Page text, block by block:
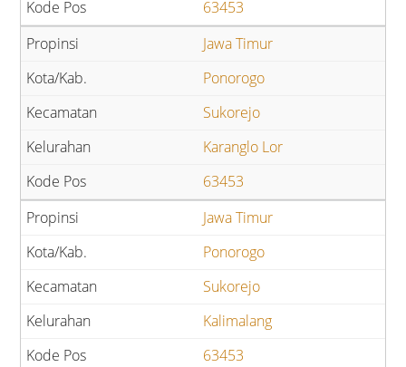
63453
Jawa Timur
Ponorogo
Sukorejo
Karanglo Lor
63453
Jawa Timur
Ponorogo
Sukorejo
Kalimalang
63453